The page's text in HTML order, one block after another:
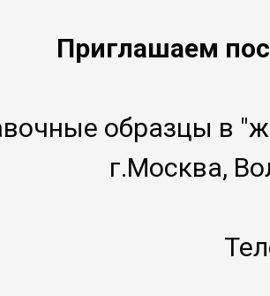
Приглашаем
образцы в
г.Москва,